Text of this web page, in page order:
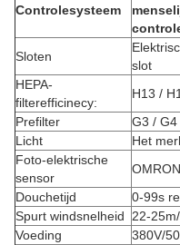
Controlesysteem
Sloten
slot
HEPA-
filterefficinecy:
H13 /
Prefilter
G3 / G4
Licht
Het
Foto-elektrische
sensor
Douchetijd
0-99s
Spurt windsnelheid
22-
Voeding
380V/